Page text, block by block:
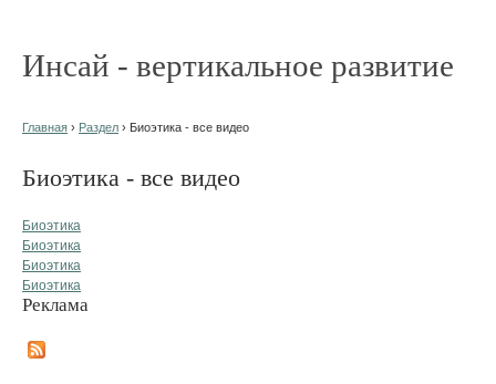
Инсай - вертикальное развитие
Главная › Раздел › Биоэтика - все видео
Биоэтика - все видео
Биоэтика
Биоэтика
Биоэтика
Биоэтика
Реклама